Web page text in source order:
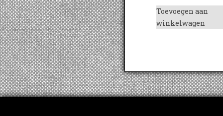
Toevoegen aan
winkelwagen